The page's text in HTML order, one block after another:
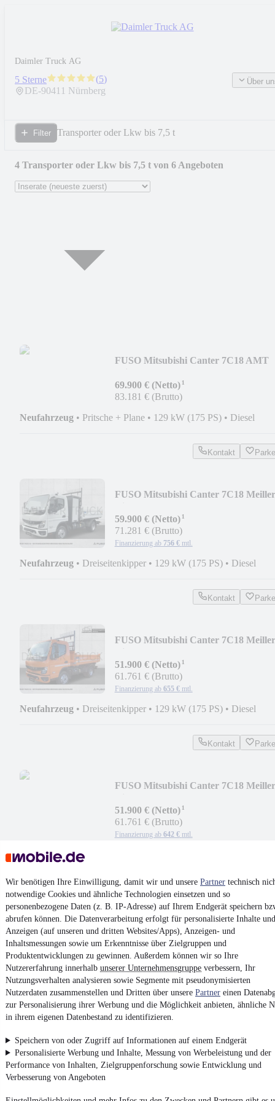
Wir benötigen Ihre Einwilligung, damit wir und unsere Partner technisch
notwendige Cookies und ähnliche Technologien einsetzen und so
personenbezogene Daten (z. B. IP-Adresse) auf Ihrem Endgerät speichern
abrufen können. Die Datenverarbeitung erfolgt für personalisierte Inhalte und
Anzeigen (auf unseren und dritten Websites/Apps), Anzeigen- und
Inhaltsmessungen sowie um Erkenntnisse über Zielgruppen und
Produktentwicklungen zu gewinnen. Außerdem können wir so Ihre
Nutzererfahrung innerhalb unserer Unternehmensgruppe verbessern, Ihr
Nutzungsverhalten analysieren sowie Segmente mit pseudonymisierten
Nutzerdaten zusammenstellen und Dritten über unsere Partner einen
zur Personalisierung ihrer Werbung und die Möglichkeit anbieten, ähnliche
in ihrem eigenen Datenbestand zu identifizieren.
Speichern von oder Zugriff auf Informationen auf einem Endgerät
Personalisierte Werbung und Inhalte, Messung von Werbeleistung und der
Performance von Inhalten, Zielgruppenforschung sowie Entwicklung und
Verbesserung von Angeboten
Daimler Truck AG
5 Sterne (5)
DE-90411 Nürnberg
Über
Filter Transporter oder Lkw bis 7,5 t
4 Transporter oder Lkw bis 7,5 t von 6 Angeboten
FUSO Mitsubishi Canter 7C18 AMT
69.900 € (Netto)¹
83.181 € (Brutto)
Neufahrzeug • Pritsche + Plane • 129 kW (175 PS) • Diesel
Kontakt
FUSO Mitsubishi Canter 7C18 Meiller
59.900 € (Netto)¹
71.281 € (Brutto)
Finanzierung ab 756 € mtl.
Neufahrzeug • Dreiseitenkipper • 129 kW (175 PS) • Diesel
Kontakt
FUSO Mitsubishi Canter 7C18 Meiller
51.900 € (Netto)¹
61.761 € (Brutto)
Finanzierung ab 655 € mtl.
Neufahrzeug • Dreiseitenkipper • 129 kW (175 PS) • Diesel
Kontakt
FUSO Mitsubishi Canter 7C18 Meiller
51.900 € (Netto)¹
61.761 € (Brutto)
Finanzierung ab 642 € mtl.
Neufahrzeug•Dreiseitenkipper
Kontakt
¹MwSt. ausweisbar
4.6 Sterne
Nutze mobile.de schnell und einfach
App installieren
Impressum
Vertrag widerrufen